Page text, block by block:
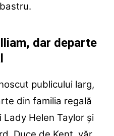
dar departe
publicului larg,
din familia regală
Helen Taylor și